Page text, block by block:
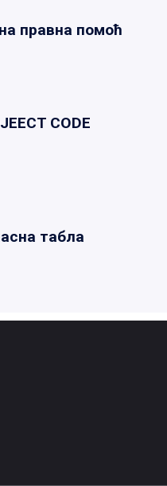
правна помоћ
CODE
табла